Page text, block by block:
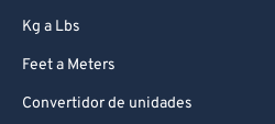
Kg a Lbs
Feet a Meters
Convertidor de unidades